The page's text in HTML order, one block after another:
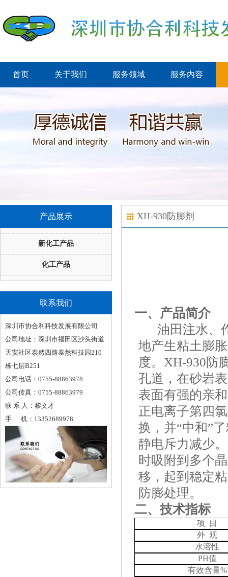
首页 关于我们 服务领域 服务内容
产品展示
新化工产品
化工产品
联系我们
深圳市协合利科技发展有限公司
公司地址： 深圳市福田区沙头街道
天安社区泰然四路泰然科技园210
栋七层B251
公司电话：0755-88863978
公司传真：0755-88863979
联 系 人：黎文才
手 机：13352689978
XH-930防膨剂
一、产品简介
油田注水、
地产生粘土膨
度。 XH-930防
孔道，在砂岩
表面有强的亲
正电离子第四
换，并“中和”
静电斥力减少
时吸附到多个
移，起到稳定
防膨处理。
二、技术指标
项
目
外 观
水溶性
PH值
有效含量%